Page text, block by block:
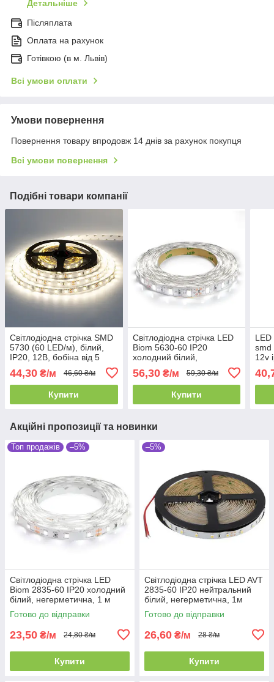
Детальніше
Післяплата
Оплата на рахунок
Готівкою (в м. Львів)
Всі умови оплати
Умови повернення
Повернення товару впродовж 14 днів за рахунок покупця
Всі умови повернення
Подібні товари компанії
Світлодіодна стрічка SMD
5730 (60 LED/м), білий,
IP20, 12В, бобіна від 5
44,30 ₴/м 46,60 ₴/м
Купити
Світлодіодна стрічка LED
Biom 5630-60 IP20
холодний білий,
56,30₴/м 59,30 ₴/м
Купити
LED
smd
12v
Акційні пропозиції та новинки
Топ продажів –5%
Світлодіодна стрічка LED
Biom 2835-60 IP20 холодний
білий, негерметична, 1 м
Готово до відправки
23,50 ₴/м 24,80 ₴/м
Купити
–5%
Світлодіодна стрічка LED AVT
2835-60 IP20 нейтральний
білий, негерметична, 1м
Готово до відправки
26,60 ₴/м 28 ₴/м
Купити